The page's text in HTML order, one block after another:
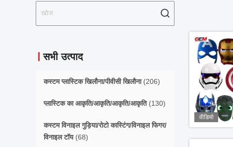
सभी उत्पाद
कस्टम प्लास्टिक खिलौना/पीवीसी खिलौना(206)
प्लास्टिक का आकृति/आकृति/आकृति/आकृति(130)
कस्टम विनाइल गुड़िया/रोटो कास्टिंग/विनाइल फिगर/
विनाइल टॉय(68)
वीडियो